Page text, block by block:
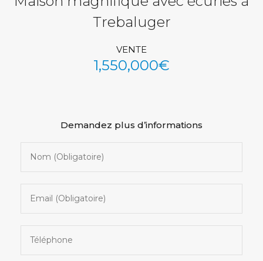
See All Photos (45)
Trebaluger
VENTE
1,550,000€
Demandez plus d’informations